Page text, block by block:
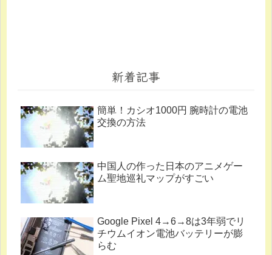
新着記事
簡単！カシオ1000円 腕時計の電池
交換の方法
中国人の作った日本のアニメゲー
ム聖地巡礼マップがすごい
Google Pixel 4→6→8は3年弱でリ
チウムイオン電池バッテリーが膨
らむ